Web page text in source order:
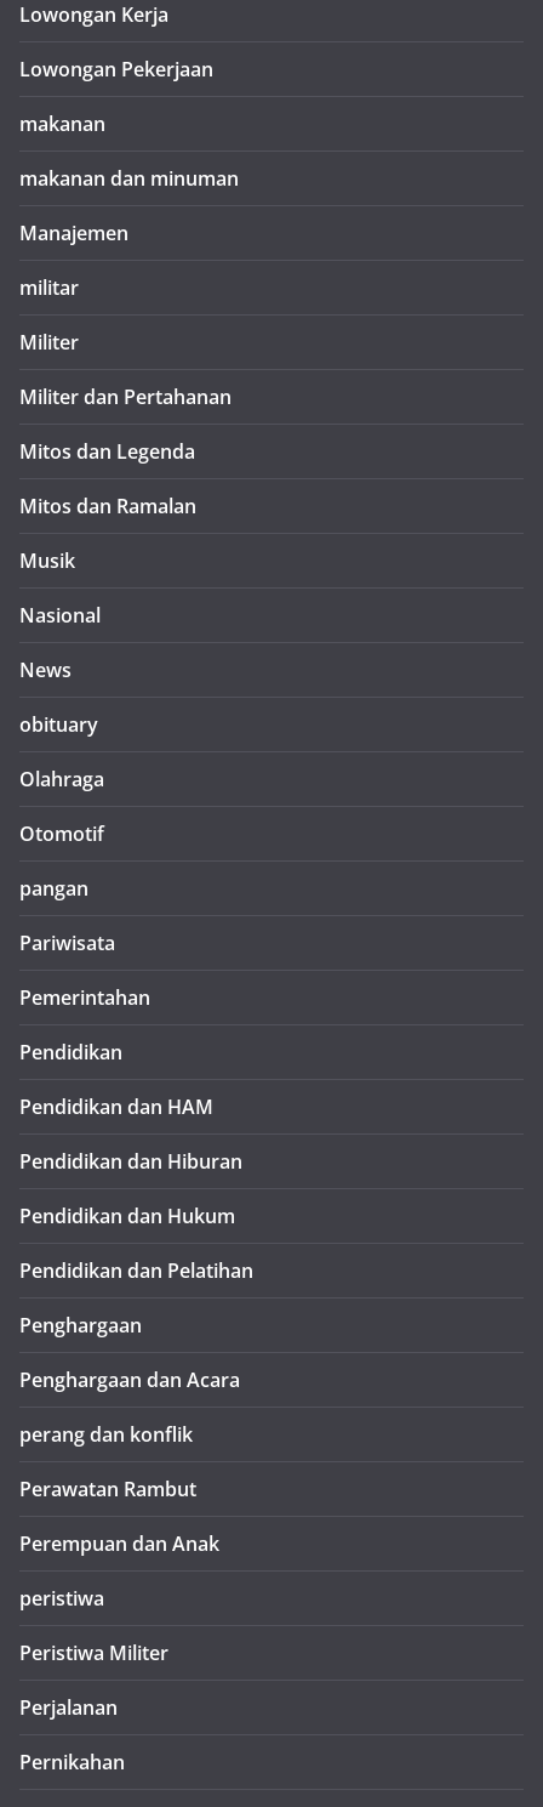
Lowongan Kerja
Lowongan Pekerjaan
makanan
makanan dan minuman
Manajemen
militar
Militer
Militer dan Pertahanan
Mitos dan Legenda
Mitos dan Ramalan
Musik
Nasional
News
obituary
Olahraga
Otomotif
pangan
Pariwisata
Pemerintahan
Pendidikan
Pendidikan dan HAM
Pendidikan dan Hiburan
Pendidikan dan Hukum
Pendidikan dan Pelatihan
Penghargaan
Penghargaan dan Acara
perang dan konflik
Perawatan Rambut
Perempuan dan Anak
peristiwa
Peristiwa Militer
Perjalanan
Pernikahan